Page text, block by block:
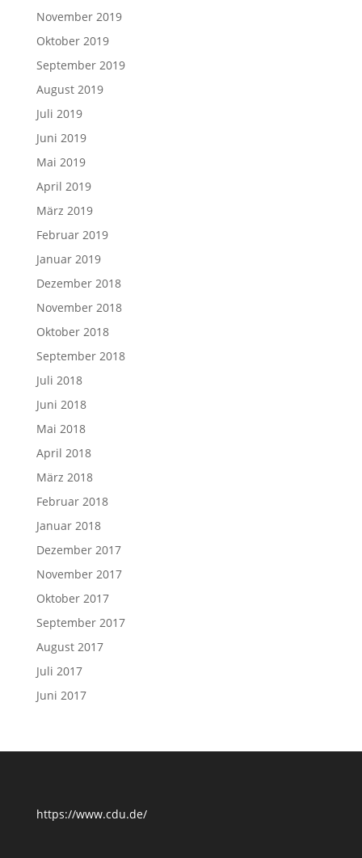
November 2019
Oktober 2019
September 2019
August 2019
Juli 2019
Juni 2019
Mai 2019
April 2019
März 2019
Februar 2019
Januar 2019
Dezember 2018
November 2018
Oktober 2018
September 2018
Juli 2018
Juni 2018
Mai 2018
April 2018
März 2018
Februar 2018
Januar 2018
Dezember 2017
November 2017
Oktober 2017
September 2017
August 2017
Juli 2017
Juni 2017
https://www.cdu.de/